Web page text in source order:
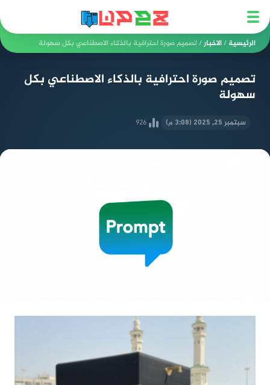
الرئيسية /الاخبار/تصميم صورة احترافية بالذكاء الاصطناعي بكل سهولة
تصميم صورة احترافية بالذكاء الاصطناعي بكل
سهولة
سبتمبر 25, 2025 (3:08 م) 926